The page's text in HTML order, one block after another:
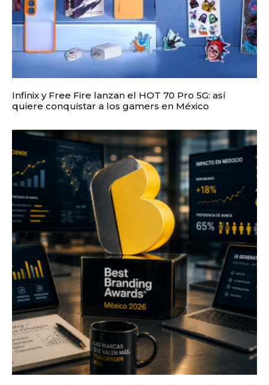
Infinix y Free Fire lanzan el HOT 70 Pro 5G: así
quiere conquistar a los gamers en México